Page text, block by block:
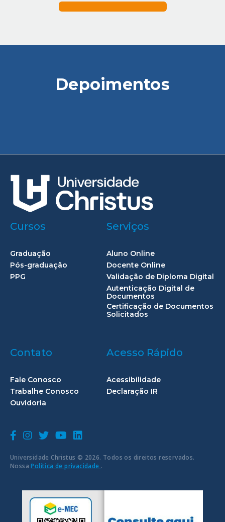
Depoimentos
Universidade Christus © 2026. Todos os direitos reservados.
NossaPolítica de privacidade .
Cursos
Graduação
Pós-graduação
PPG
Serviços
Aluno Online
Docente Online
Validação de Diploma Digital
Autenticação Digital de
Documentos
Certificação de Documentos
Solicitados
Contato
Fale Conosco
Trabalhe Conosco
Ouvidoria
Acesso Rápido
Acessibilidade
Declaração IR